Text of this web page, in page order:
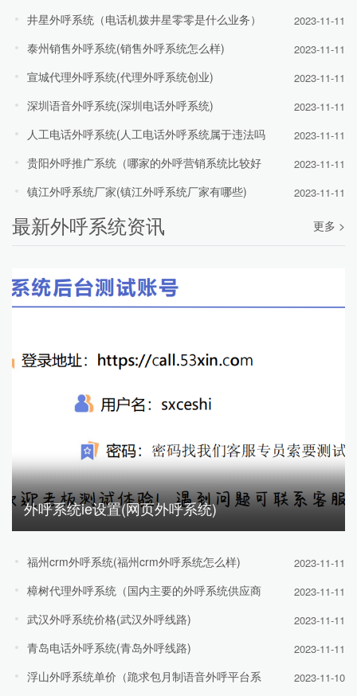
井星外呼系统（电话机拨井星零零是什么业务） 2023-11-11
泰州销售外呼系统(销售外呼系统怎么样) 2023-11-11
宣城代理外呼系统(代理外呼系统创业) 2023-11-11
深圳语音外呼系统(深圳电话外呼系统) 2023-11-11
人工电话外呼系统(人工电话外呼系统属于违法吗 2023-11-11
贵阳外呼推广系统（哪家的外呼营销系统比较好 2023-11-11
镇江外呼系统厂家(镇江外呼系统厂家有哪些) 2023-11-11
最新外呼系统资讯 更多 >
外呼系统ie设置(网页外呼系统)
福州crm外呼系统(福州crm外呼系统怎么样) 2023-11-11
樟树代理外呼系统（国内主要的外呼系统供应商 2023-11-11
武汉外呼系统价格(武汉外呼线路) 2023-11-11
青岛电话外呼系统(青岛外呼线路) 2023-11-11
浮山外呼系统单价（跪求包月制语音外呼平台系 2023-11-10